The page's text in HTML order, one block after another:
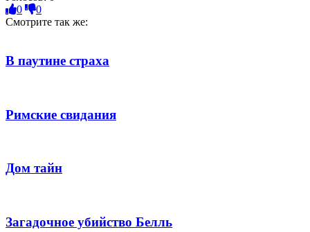
0
0
Смотрите так же:
В паутине страха
Римские свидания
Дом тайн
Загадочное убийство Белль